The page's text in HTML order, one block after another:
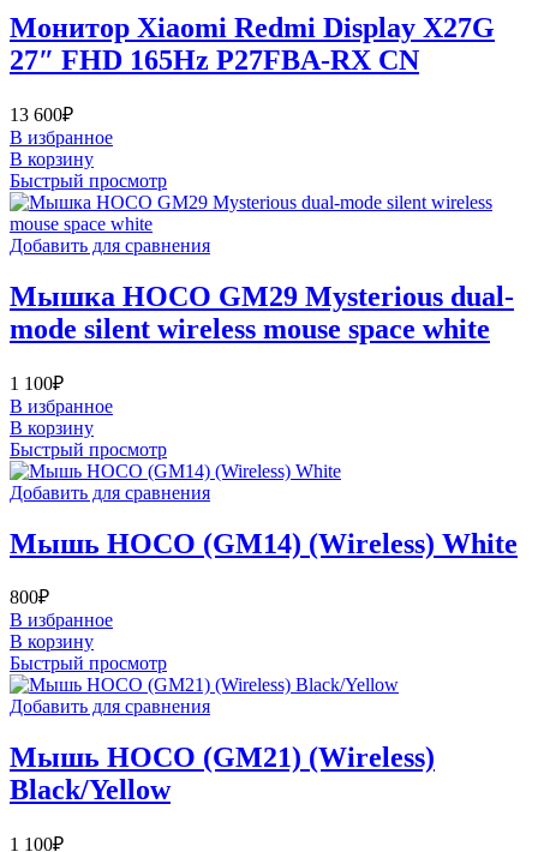
Монитор Xiaomi Redmi Display X27G
27″ FHD 165Hz P27FBA-RX CN
13 600₽
В избранное
В корзину
Быстрый просмотр
Добавить для сравнения
Мышка HOCO GM29 Mysterious dual-
mode silent wireless mouse space white
1 100₽
В избранное
В корзину
Быстрый просмотр
Добавить для сравнения
Мышь HOCO (GM14) (Wireless) White
800₽
В избранное
В корзину
Быстрый просмотр
Добавить для сравнения
Мышь HOCO (GM21) (Wireless)
Black/Yellow
1 100₽